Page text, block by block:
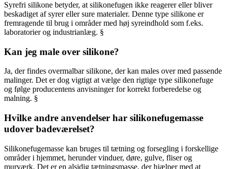
Syrefri silikone betyder, at silikonefugen ikke reagerer eller bliver
beskadiget af syrer eller sure materialer. Denne type silikone er
fremragende til brug i områder med høj syreindhold som f.eks.
laboratorier og industrianlæg. §
Kan jeg male over silikone?
Ja, der findes overmalbar silikone, der kan males over med passende
malinger. Det er dog vigtigt at vælge den rigtige type silikonefuge
og følge producentens anvisninger for korrekt forberedelse og
malning. §
Hvilke andre anvendelser har silikonefugemasse
udover badeværelset?
Silikonefugemasse kan bruges til tætning og forsegling i forskellige
områder i hjemmet, herunder vinduer, døre, gulve, fliser og
murværk. Det er en alsidig tætningsmasse, der hjælper med at